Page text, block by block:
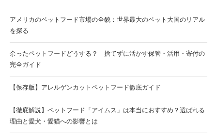
アメリカのペットフード市場の全貌：世界最大のペット大国のリアル
を探る
余ったペットフードどうする？｜捨てずに活かす保管・活用・寄付の
完全ガイド
【保存版】アレルゲンカットペットフード徹底ガイド
【徹底解説】ペットフード「アイムス」は本当におすすめ？選ばれる
理由と愛犬・愛猫への影響とは